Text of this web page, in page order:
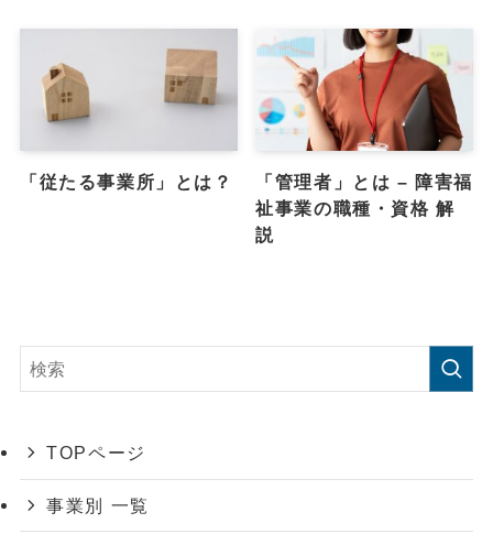
「従たる事業所」とは？
「管理者」とは – 障害福
祉事業の職種・資格 解
説
TOPページ
事業別 一覧